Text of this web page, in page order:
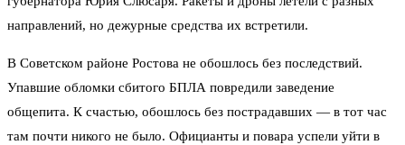
направлений, но дежурные средства их встретили.
В Советском районе Ростова не обошлось без последствий.
Упавшие обломки сбитого БПЛА повредили заведение
общепита. К счастью, обошлось без пострадавших — в тот час
там почти никого не было. Официанты и повара успели уйти в